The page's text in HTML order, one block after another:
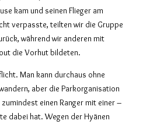
kam und seinen Flieger am
verpasste, teilten wir die Gruppe
während wir anderen mit
die Vorhut bildeten.
Man kann durchaus ohne
aber die Parkorganisation
einen Ranger mit einer –
dabei hat. Wegen der Hyänen